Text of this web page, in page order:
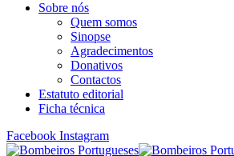
Sobre nós
Quem somos
Sinopse
Agradecimentos
Donativos
Contactos
Estatuto editorial
Ficha técnica
Facebook Instagram